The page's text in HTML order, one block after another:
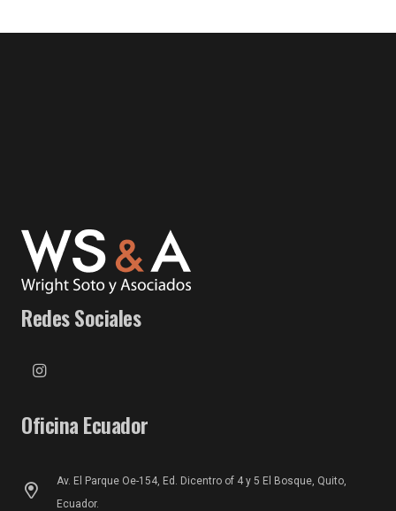
Redes Sociales
Oficina Ecuador
Av. El Parque Oe-154, Ed. Dicentro of 4 y 5 El Bosque, Quito,
Ecuador.